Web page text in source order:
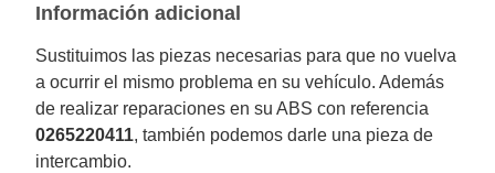
Información adicional
Sustituimos las piezas necesarias para que no vuelva
a ocurrir el mismo problema en su vehículo. Además
de realizar reparaciones en su ABS con referencia
0265220411, también podemos darle una pieza de
intercambio.